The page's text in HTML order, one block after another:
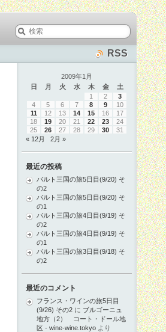
RSS
2009年1月
日
月 火 水 木 金
土
1
2
3
4
5 6 7 8 9
10
11
12 13 14 15 16
17
18
19 20 21 22 23
24
25
26 27 28 29 30
31
« 12月
2月 »
最近の投稿
バルト三国の旅5日目(9/20) そ
の2
バルト三国の旅5日目(9/20) そ
の1
バルト三国の旅4日目(9/19) そ
の2
バルト三国の旅4日目(9/19) そ
の1
バルト三国の旅3日目(9/18) そ
の2
最近のコメント
フランス・ワインの旅5日目
(9/26) その2 に ブルゴーニュ
地方（2） コート・ドール地
区 - wine-wine.tokyo より